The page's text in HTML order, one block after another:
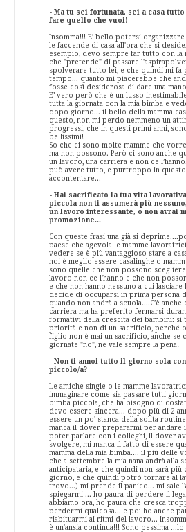
- Ma tu sei fortunata, sei a casa
fare quello che vuoi!
Insomma!!! E’ bello potersi
le faccende di casa all'ora che si
esempio, devo sempre far tutto con la
che "pretende" di passare
spolverare tutto lei, e che quindi mi fa
tempo... quanto mi piacerebbe che
fosse così desiderosa di dare una
E’ vero però che è un lusso
tutta la giornata con la mia bimba e
dopo giorno... il bello della mamma
questo, non mi perdo nemmeno un
progressi, che in questi primi anni,
bellissimi!
So che ci sono molte mamme che
ma non possono. Però ci sono anche
un lavoro, una carriera e non ce
può avere tutto, e purtroppo in questo
accontentare...
- Hai sacrificato la tua vita
piccola non ti assumerà più
un lavoro interessante, o non avrai
promozione...
Con queste frasi una già si
paese che agevola le mamme
vedere se è più vantaggioso stare a
noi è meglio essere casalinghe o
sono quelle che non possono
lavoro non ce l'hanno e che non
e che non hanno nessuno a cui
decide di occuparsi in prima persona
quando non andrà a scuola....C’è
carriera ma ha preferito fermarsi
formativi della crescita dei bambini: si
priorità e non di un sacrificio, perché
figlio non è mai un sacrificio, anche se
giornate "no", ne vale sempre la pena!
- Non ti annoi tutto il giorno sola
piccolo/a?
Le amiche single o le mamme
immaginare come sia passare tutti
bimba piccola, che ha bisogno di
devo essere sincera... dopo più di 2
essere un po' stanca della solita
manca il dover prepararmi per andare
poter parlare con i colleghi, il dover
svolgere, mi manca il fatto di essere
mamma della mia bimba.... il più delle
che a settembre la mia nana andrà alla
anticipataria, e che quindi non sarà più
giorno, e che quindi potrò tornare al
trovo...) mi prende il panico... mi sale
spiegarmi ... ho paura di perdere il
abbiamo ora, ho paura che cresca
perdermi qualcosa... e poi ho anche
riabituarmi ai ritmi del lavoro...
è un'ansia continua!!! Sono pessima ...lo